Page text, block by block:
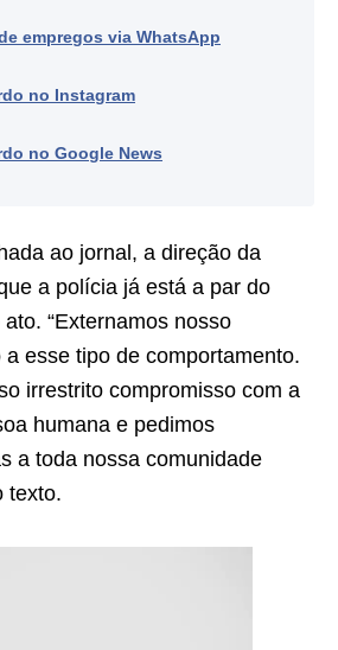
empregos via WhatsApp
no Instagram
no Google News
ao jornal, a direção da
a polícia já está a par do
“Externamos nosso
esse tipo de comportamento.
irrestrito compromisso com a
humana e pedimos
a toda nossa comunidade
texto.